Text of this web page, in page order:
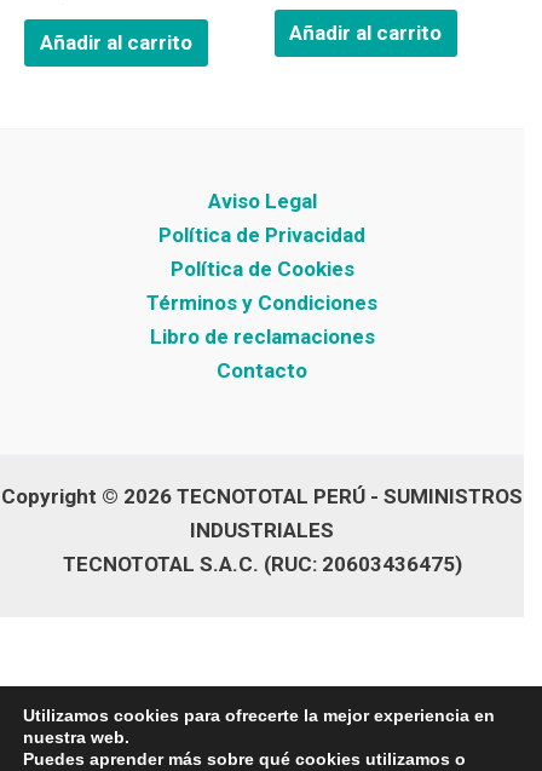
Añadir al carrito Añadir al carrito
Aviso Legal
Política de Privacidad
Política de Cookies
Términos y Condiciones
Libro de reclamaciones
Contacto
Copyright © 2026 TECNOTOTAL PERÚ - SUMINISTROS
INDUSTRIALES
TECNOTOTAL S.A.C. (RUC: 20603436475)
Utilizamos cookies para ofrecerte la mejor experiencia en
nuestra web.
Puedes aprender más sobre qué cookies utilizamos o